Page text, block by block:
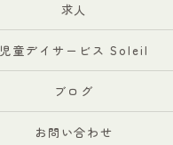
求人
児童デイサービス Soleil
ブログ
お問い合わせ